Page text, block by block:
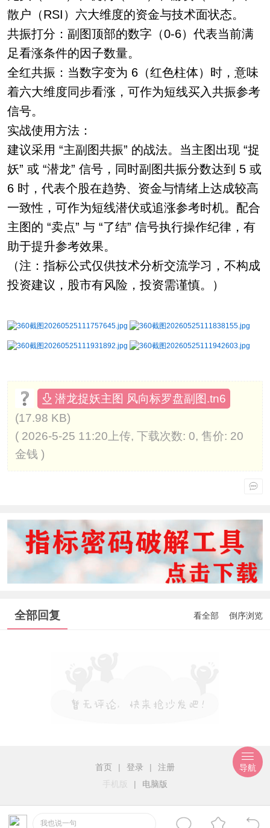
散户（RSI）六大维度的资金与技术面状态。
共振打分：副图顶部的数字（0-6）代表当前满
足看涨条件的因子数量。
全红共振：当数字变为 6（红色柱体）时，意味
着六大维度同步看涨，可作为短线买入共振参考
信号。
实战使用方法：
建议采用 “主副图共振” 的战法。当主图出现 “捉
妖” 或 “潜龙” 信号，同时副图共振分数达到 5 或
6 时，代表个股在趋势、资金与情绪上达成较高
一致性，可作为短线潜伏或追涨参考时机。配合
主图的 “卖点” 与 “了结” 信号执行操作纪律，有
助于提升参考效果。
（注：指标公式仅供技术分析交流学习，不构成
投资建议，股市有风险，投资需谨慎。）
潜龙捉妖主图 风向标罗盘副图.tn6
(17.98 KB)
( 2026-5-25 11:20上传, 下载次数: 0, 售价: 20
金钱 )
全部回复 看全部 倒序浏览
我也说一句
首页 | 登录 |
注册
手机版
| 电脑版
导航